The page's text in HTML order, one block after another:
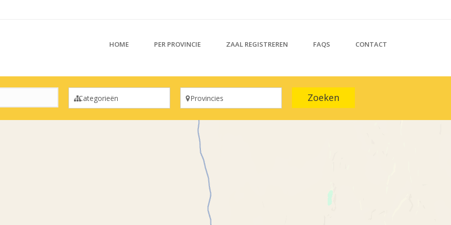
HOME PER PROVINCIE ZAAL REGISTREREN FAQS CONTACT
Zoeken